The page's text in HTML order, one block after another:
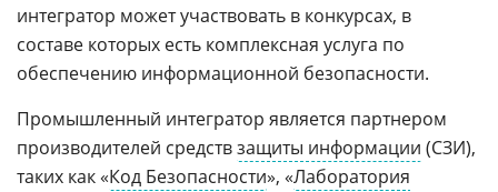
интегратор может участвовать в конкурсах, в
составе которых есть комплексная услуга по
обеспечению информационной безопасности.
Промышленный интегратор является партнером
производителей средствзащиты информации (СЗИ),
таких как «Код Безопасности», «Лаборатория